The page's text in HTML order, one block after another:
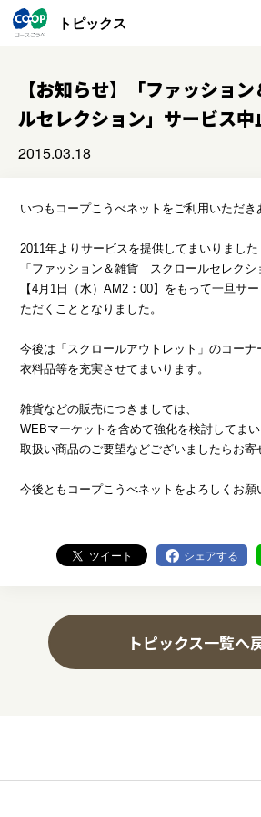
トピックス
【お知らせ】「ファッショ
ルセレクション」サービス中
2015.03.18
いつもコープこうべネットをご利用いただき
2011年よりサービスを提供してまいりました
「ファッション＆雑貨 スクロールセレクシ
【4月1日（水）AM2：00】をもって一旦サ
ただくこととなりました。
今後は「スクロールアウトレット」のコーナ
衣料品等を充実させてまいります。
雑貨などの販売につきましては、
WEBマーケットを含めて強化を検討してまい
取扱い商品のご要望などございましたらお寄
今後ともコープこうべネットをよろしくお願
ツイート シェアする
トピックス一覧へ